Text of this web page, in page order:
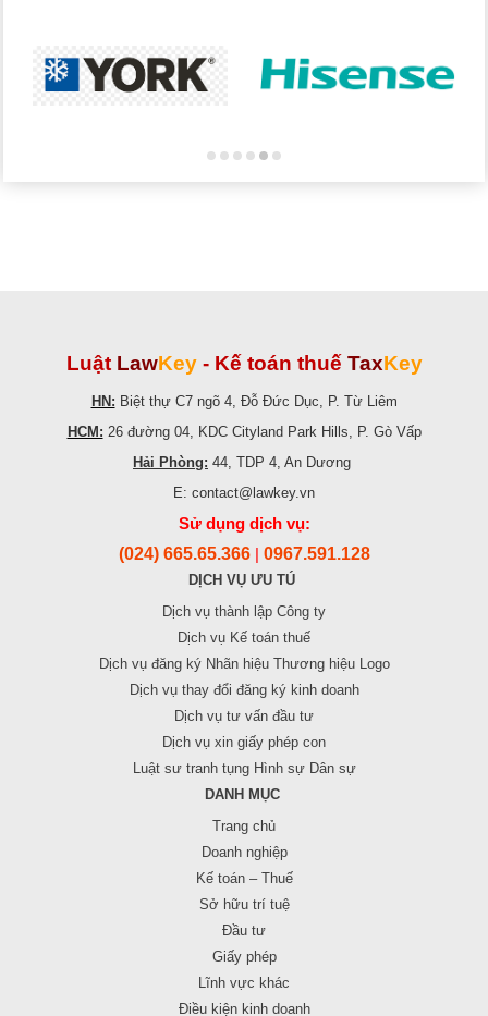
Luật LawKey - Kế toán thuế TaxKey
HN: Biệt thự C7 ngõ 4, Đỗ Đức Dục, P. Từ Liêm
HCM: 26 đường 04, KDC Cityland Park Hills, P. Gò Vấp
Hải Phòng: 44, TDP 4, An Dương
E: contact@lawkey.vn
Sử dụng dịch vụ:
(024) 665.65.366 0967.591.128
DỊCH VỤ ƯU TÚ
Dịch vụ thành lập Công ty
Dịch vụ Kế toán thuế
Dịch vụ đăng ký Nhãn hiệu Thương hiệu Logo
Dịch vụ thay đổi đăng ký kinh doanh
Dịch vụ tư vấn đầu tư
Dịch vụ xin giấy phép con
Luật sư tranh tụng Hình sự Dân sự
DANH MỤC
Trang chủ
Doanh nghiệp
Kế toán – Thuế
Sở hữu trí tuệ
Đầu tư
Giấy phép
Lĩnh vực khác
Điều kiện kinh doanh